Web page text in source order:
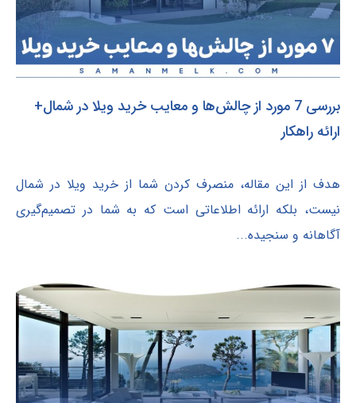
بررسی 7 مورد از چالش‌ها و معایب خرید ویلا در شمال+
ارائه راهکار
هدف از این مقاله، منصرف کردن شما از خرید ویلا در شمال
نیست، بلکه ارائه اطلاعاتی است که به شما در تصمیم‌گیری
آگاهانه و سنجیده...